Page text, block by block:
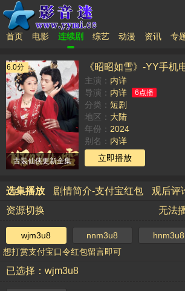
首页 电影 连续剧 综艺 动漫 资讯 专
6.0分
古装仙侠更新全集
《昭昭如雪》-YY手机
主演： 内详
导演： 内详 6点播
分类： 短剧
地区： 大陆
年份： 2024
别名： 内详
TAG：
立即播放
选集播放 剧情简介-支付宝红包
观后评
资源切换
无法
wjm3u8 nnm3u8 hnm3u8
想打赏支付宝口令红包留言即可
已选择：wjm3u8